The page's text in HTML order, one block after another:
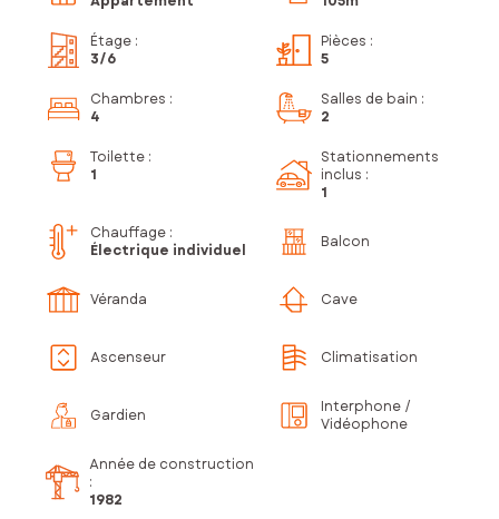
Étage :
3/6
Pièces :
5
Chambres :
4
Salles de bain :
2
Toilette :
1
Stationnements
inclus :
1
Chauffage :
Électrique individuel
Balcon
Véranda Cave
Ascenseur Climatisation
Gardien
Interphone /
Vidéophone
Année de construction
:
1982